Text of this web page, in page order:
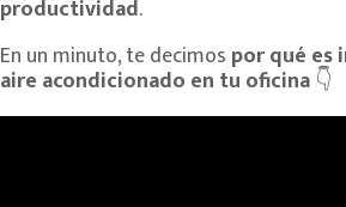
productividad.
En un minuto, te decimos por qué
aire acondicionado en tu oficina 👇